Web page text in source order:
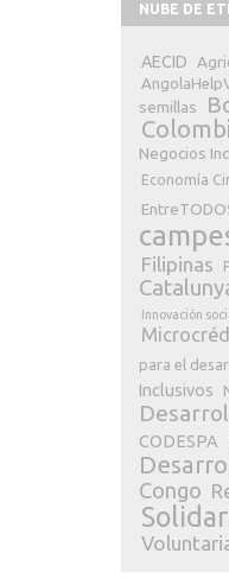
NUBE DE
AECID
semillas
Negocios
Economía
Filipinas
Innovación
para el
Inclusivos
CODESPA
Congo